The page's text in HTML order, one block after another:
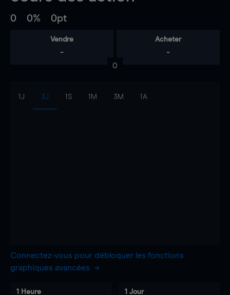
0 0% 0pt
Vendre
-
Acheter
-
0
1J 3J 1S 1M 3M 1A
Connectez-vous pour débloquer les fonctions
graphiques avancées
1 Heure 1 Jour